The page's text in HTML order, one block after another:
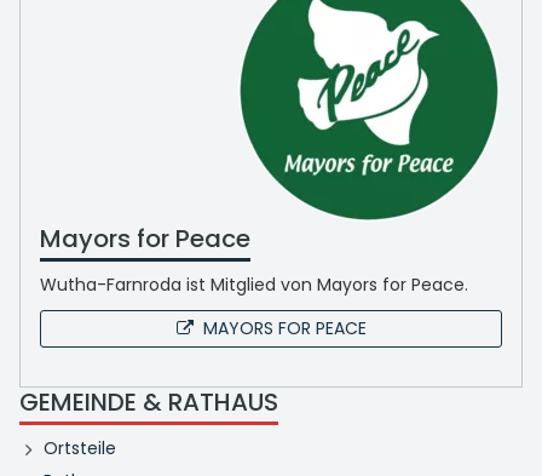
Mayors for Peace
Wutha-Farnroda ist Mitglied von Mayors for Peace.
MAYORS FOR PEACE
GEMEINDE & RATHAUS
Ortsteile